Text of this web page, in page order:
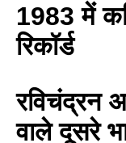
1983 में
रिकॉर्ड
रविचंद्रन
वाले दूसरे
BREAKING NEWS
का संदेश: ब्रिक्स
छोटे उद्योगों,
रोजगार बढ़ाने पर